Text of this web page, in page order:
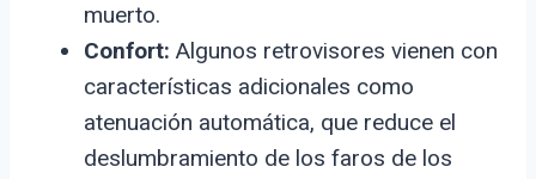
muerto.
Confort: Algunos retrovisores vienen con
características adicionales como
atenuación automática, que reduce el
deslumbramiento de los faros de los